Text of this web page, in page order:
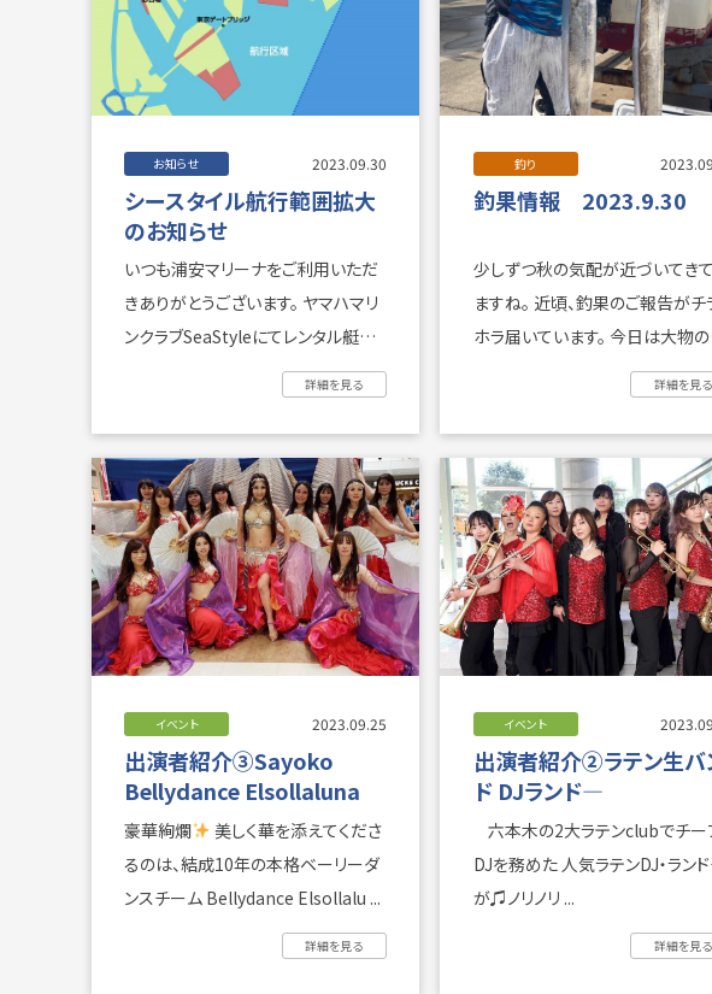
お知らせ 2023.09.30
シースタイル航行範囲拡大
のお知らせ
いつも浦安マリーナをご利用いただ
きありがとうございます。 ヤマハマリ
ンクラブSeaStyleにてレンタル艇を
ご利用時の、航行範囲拡大( ...
詳細を見る
釣り
釣果情報 2023.9.30
少しずつ秋の気配が近づいてき
ますね。 近頃、釣果のご報告がチラ
ホラ届いています。 今日は大物の釣
果情報です♪ 猿島にて ...
詳細を見る
イベント 2023.09.25
出演者紹介③Sayoko
Bellydance Elsollaluna
豪華絢爛
美しく華を添えてくださ
るのは、結成10年の本格ベーリーダ
ンスチーム Bellydance Elsollalu ...
詳細を見る
イベント
出演者紹介②ラテン生バ
ド DJランド―
DJを務めた 人気ラテンDJ・ランド―
が♫ノリノリ ...
詳細を見る